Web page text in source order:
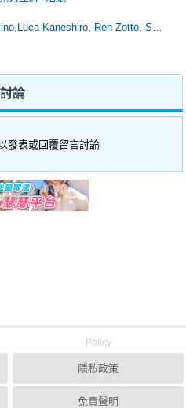
論
發表或回覆留言討論
Policy
隱私政策
免責聲明